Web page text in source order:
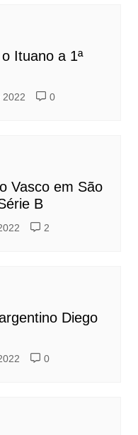
Ituano a 1ª
2022 0
Vasco em São
B
2
Diego
0